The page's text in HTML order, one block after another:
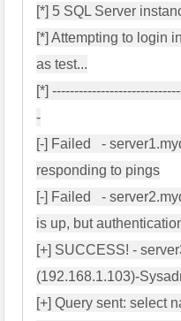
[*] 5 SQL Server
[*] Attempting to login
as test...
[*]
-
[-] Failed   -
responding to pings
[-] Failed   -
is up, but
[+] SUCCESS! -
(192.168.1.103)-
[+] Query sent: select